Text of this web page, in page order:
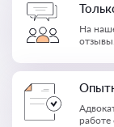
На
отзывы.
работе